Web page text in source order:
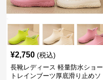
¥2,750 (税込)
長靴レディース 軽量防水ショー
トレインブーツ厚底滑り止めソ